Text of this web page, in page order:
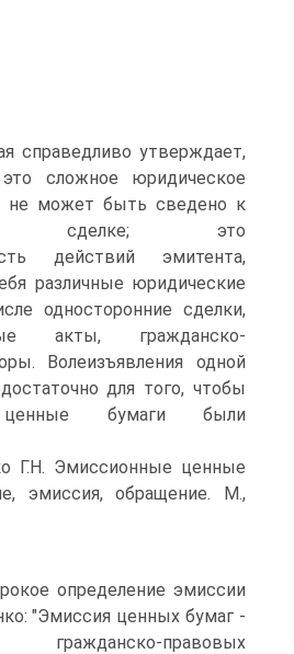
справедливо утверждает,
сложное юридическое
не может быть сведено к
сделке; это
действий эмитента,
различные юридические
односторонние сделки,
акты, гражданско-
Волеизъявления одной
для того, чтобы
ценные бумаги были
Г.Н. Эмиссионные ценные
эмиссия, обращение. М.,
определение эмиссии
"Эмиссия ценных бумаг -
гражданско-правовых